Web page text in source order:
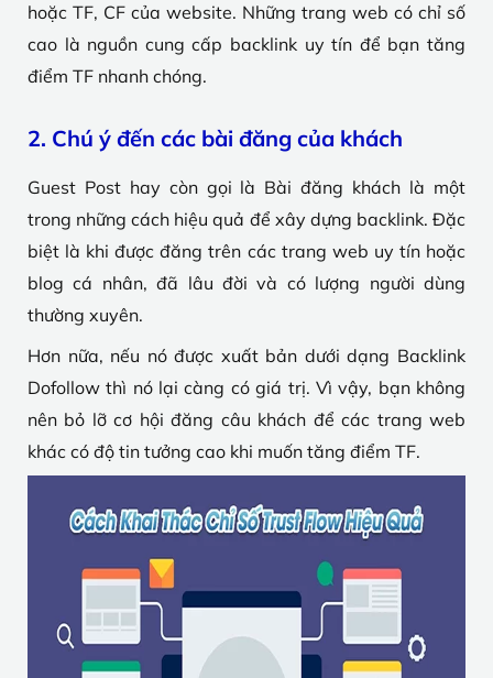
hoặc TF, CF của website. Những trang web có chỉ số
cao là nguồn cung cấp backlink uy tín để bạn tăng
điểm TF nhanh chóng.
2. Chú ý đến các bài đăng của khách
Guest Post hay còn gọi là Bài đăng khách là một
trong những cách hiệu quả để xây dựng backlink. Đặc
biệt là khi được đăng trên các trang web uy tín hoặc
blog cá nhân, đã lâu đời và có lượng người dùng
thường xuyên.
Hơn nữa, nếu nó được xuất bản dưới dạng Backlink
Dofollow thì nó lại càng có giá trị. Vì vậy, bạn không
nên bỏ lỡ cơ hội đăng câu khách để các trang web
khác có độ tin tưởng cao khi muốn tăng điểm TF.